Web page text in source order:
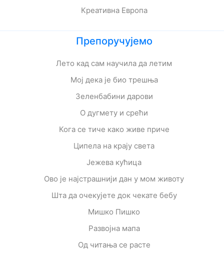
Креативна Европа
Препоручујемо
Лето кад сам научила да летим
Мој дека је био трешња
Зеленбабини дарови
О дугмету и срећи
Кога се тиче како живе приче
Ципела на крају света
Јежева кућица
Ово је најстрашнији дан у мом животу
Шта да очекујете док чекате бебу
Мишко Пишко
Развојна мапа
Од читања се расте